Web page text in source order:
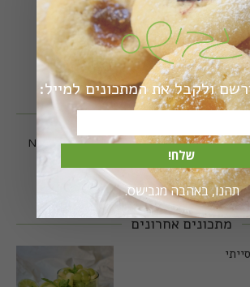
קציצות כרישה טבעוניות
מושלמות
20 במרץ 2018
עקבו אחרי באינסטגרם
No any image found. Please check it
מתכונים אחרונים
ולקבל את המתכונים למייל:
שלח!
תהנו, באהבה מגבישס.